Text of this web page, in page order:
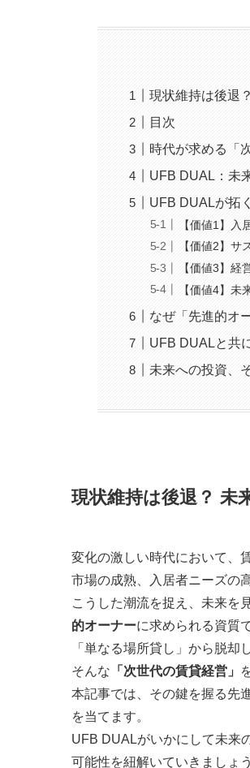
現状維持は後退
目次
時代が求める「
UFB DUAL：未
UFB DUALが拓
【価値1】
【価値2】
【価値3】経
【価値4】
なぜ「先進的オ
UFB DUALと共
未来への投資、
現状維持は後退？ 未
変化の激しい時代において、
市場の成熟、入居者ニーズの
こうした潮流を捉え、未来を
的オーナーに求められる資質
「単なる場所貸し」から脱却
そんな 「次世代の賃貸経営」
本記事では、その鍵を握る先
を当てます。
UFB DUALがいかにして未来
可能性を紐解いていきましょう